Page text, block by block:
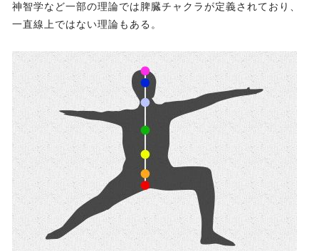
神智学など一部の理論では脾臓チャクラが定義されており、
一直線上ではない理論もある。